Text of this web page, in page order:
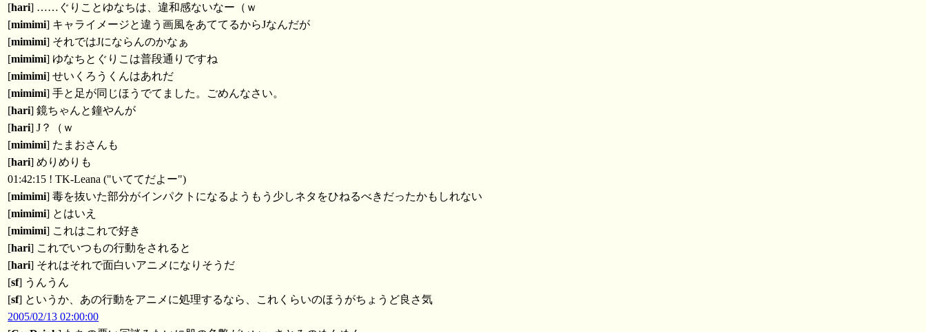
[hari] ……ぐりことゆなちは、違和感ないなー（ｗ
[mimimi] キャライメージと違う画風をあててるからJなんだが
[mimimi] それではJにならんのかなぁ
[mimimi] ゆなちとぐりこは普段通りですね
[mimimi] せいくろうくんはあれだ
[mimimi] 手と足が同じほうでてました。ごめんなさい。
[hari] 鏡ちゃんと鐘やんが
[hari] J？（ｗ
[mimimi] たまおさんも
[hari] めりめりも
01:42:15 ! TK-Leana ("いててだよー")
[mimimi] 毒を抜いた部分がインパクトになるようもう少しネタをひねるべきだったかもしれない
[mimimi] とはいえ
[mimimi] これはこれで好き
[hari] これでいつもの行動をされると
[hari] それはそれで面白いアニメになりそうだ
[sf] うんうん
[sf] というか、あの行動をアニメに処理するなら、これくらいのほうがちょうど良さ気
2005/02/13 02:00:00